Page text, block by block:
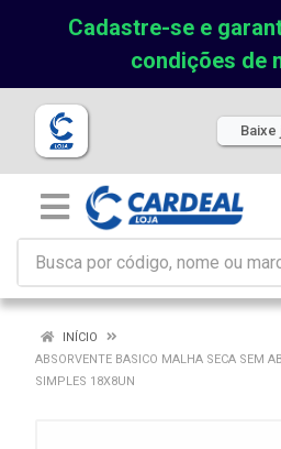
Cadastre-se e
condições de
Baixe
INÍCIO
ABSORVENTE BASICO MALHA SECA SEM
SIMPLES 18X8UN